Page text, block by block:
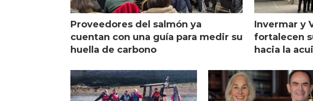
Proveedores del salmón ya
cuentan con una guía para medir su
huella de carbono
Invermar y
fortalecen
hacia la